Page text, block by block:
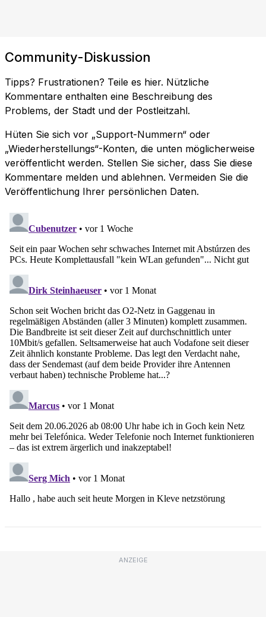
Community-Diskussion
Tipps? Frustrationen? Teile es hier. Nützliche
Kommentare enthalten eine Beschreibung des
Problems, der Stadt und der Postleitzahl.
Hüten Sie sich vor „Support-Nummern“ oder
„Wiederherstellungs“-Konten, die unten möglicherweise
veröffentlicht werden. Stellen Sie sicher, dass Sie diese
Kommentare melden und ablehnen. Vermeiden Sie die
Veröffentlichung Ihrer persönlichen Daten.
ANZEIGE